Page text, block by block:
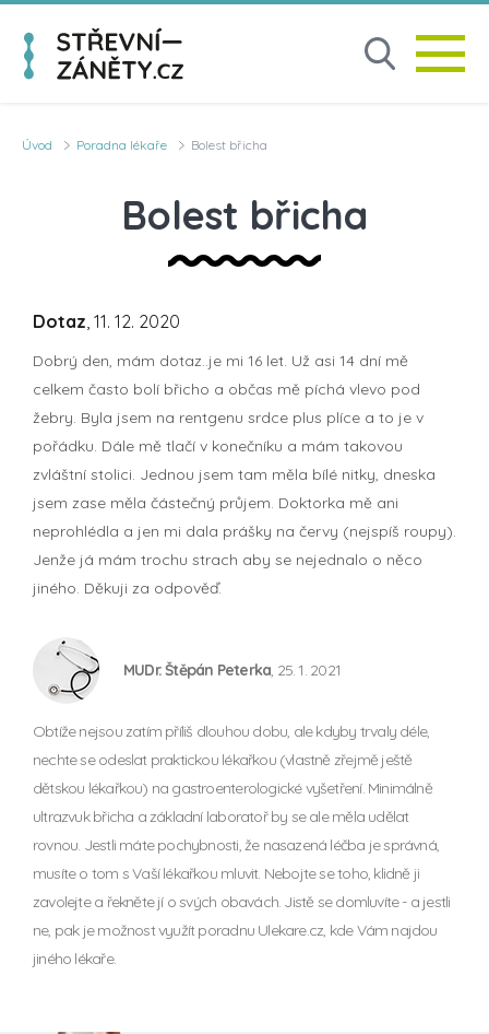
Úvod Poradna lékaře Bolest břicha
Bolest břicha
Dotaz, 11. 12. 2020
Dobrý den, mám dotaz..je mi 16 let. Už asi 14 dní mě
celkem často bolí břicho a občas mě píchá vlevo pod
žebry. Byla jsem na rentgenu srdce plus plíce a to je v
pořádku. Dále mě tlačí v konečníku a mám takovou
zvláštní stolici. Jednou jsem tam měla bílé nitky, dneska
jsem zase měla částečný průjem. Doktorka mě ani
neprohlédla a jen mi dala prášky na červy (nejspíš roupy).
Jenže já mám trochu strach aby se nejednalo o něco
jiného. Děkuji za odpověď.
MUDr. Štěpán Peterka, 25. 1. 2021
Obtíže nejsou zatím příliš dlouhou dobu, ale kdyby trvaly déle,
nechte se odeslat praktickou lékařkou (vlastně zřejmě ještě
dětskou lékařkou) na gastroenterologické vyšetření. Minimálně
ultrazvuk břicha a základní laboratoř by se ale měla udělat
rovnou. Jestli máte pochybnosti, že nasazená léčba je správná,
musíte o tom s Vaší lékařkou mluvit. Nebojte se toho, klidně ji
zavolejte a řekněte jí o svých obavách. Jistě se domluvíte - a jestli
ne, pak je možnost využít poradnu Ulekare.cz, kde Vám najdou
jiného lékaře.